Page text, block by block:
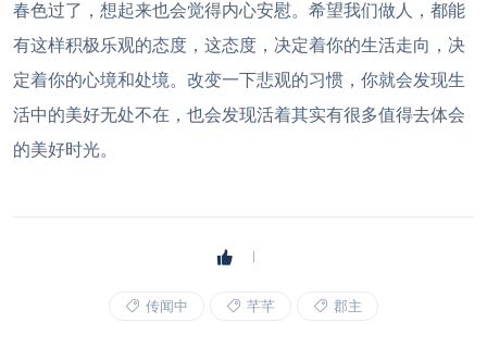
春色过了，想起来也会觉得内心安慰。希望我们做人，都能
有这样积极乐观的态度，这态度，决定着你的生活走向，决
定着你的心境和处境。改变一下悲观的习惯，你就会发现生
活中的美好无处不在，也会发现活着其实有很多值得去体会
的美好时光。
传闻中 芊芊 郡主